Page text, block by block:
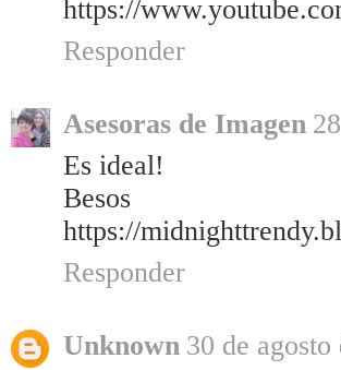
https://
Responder
Asesoras de Imagen
Es ideal!
Besos
https://
Responder
Unknown 30 de